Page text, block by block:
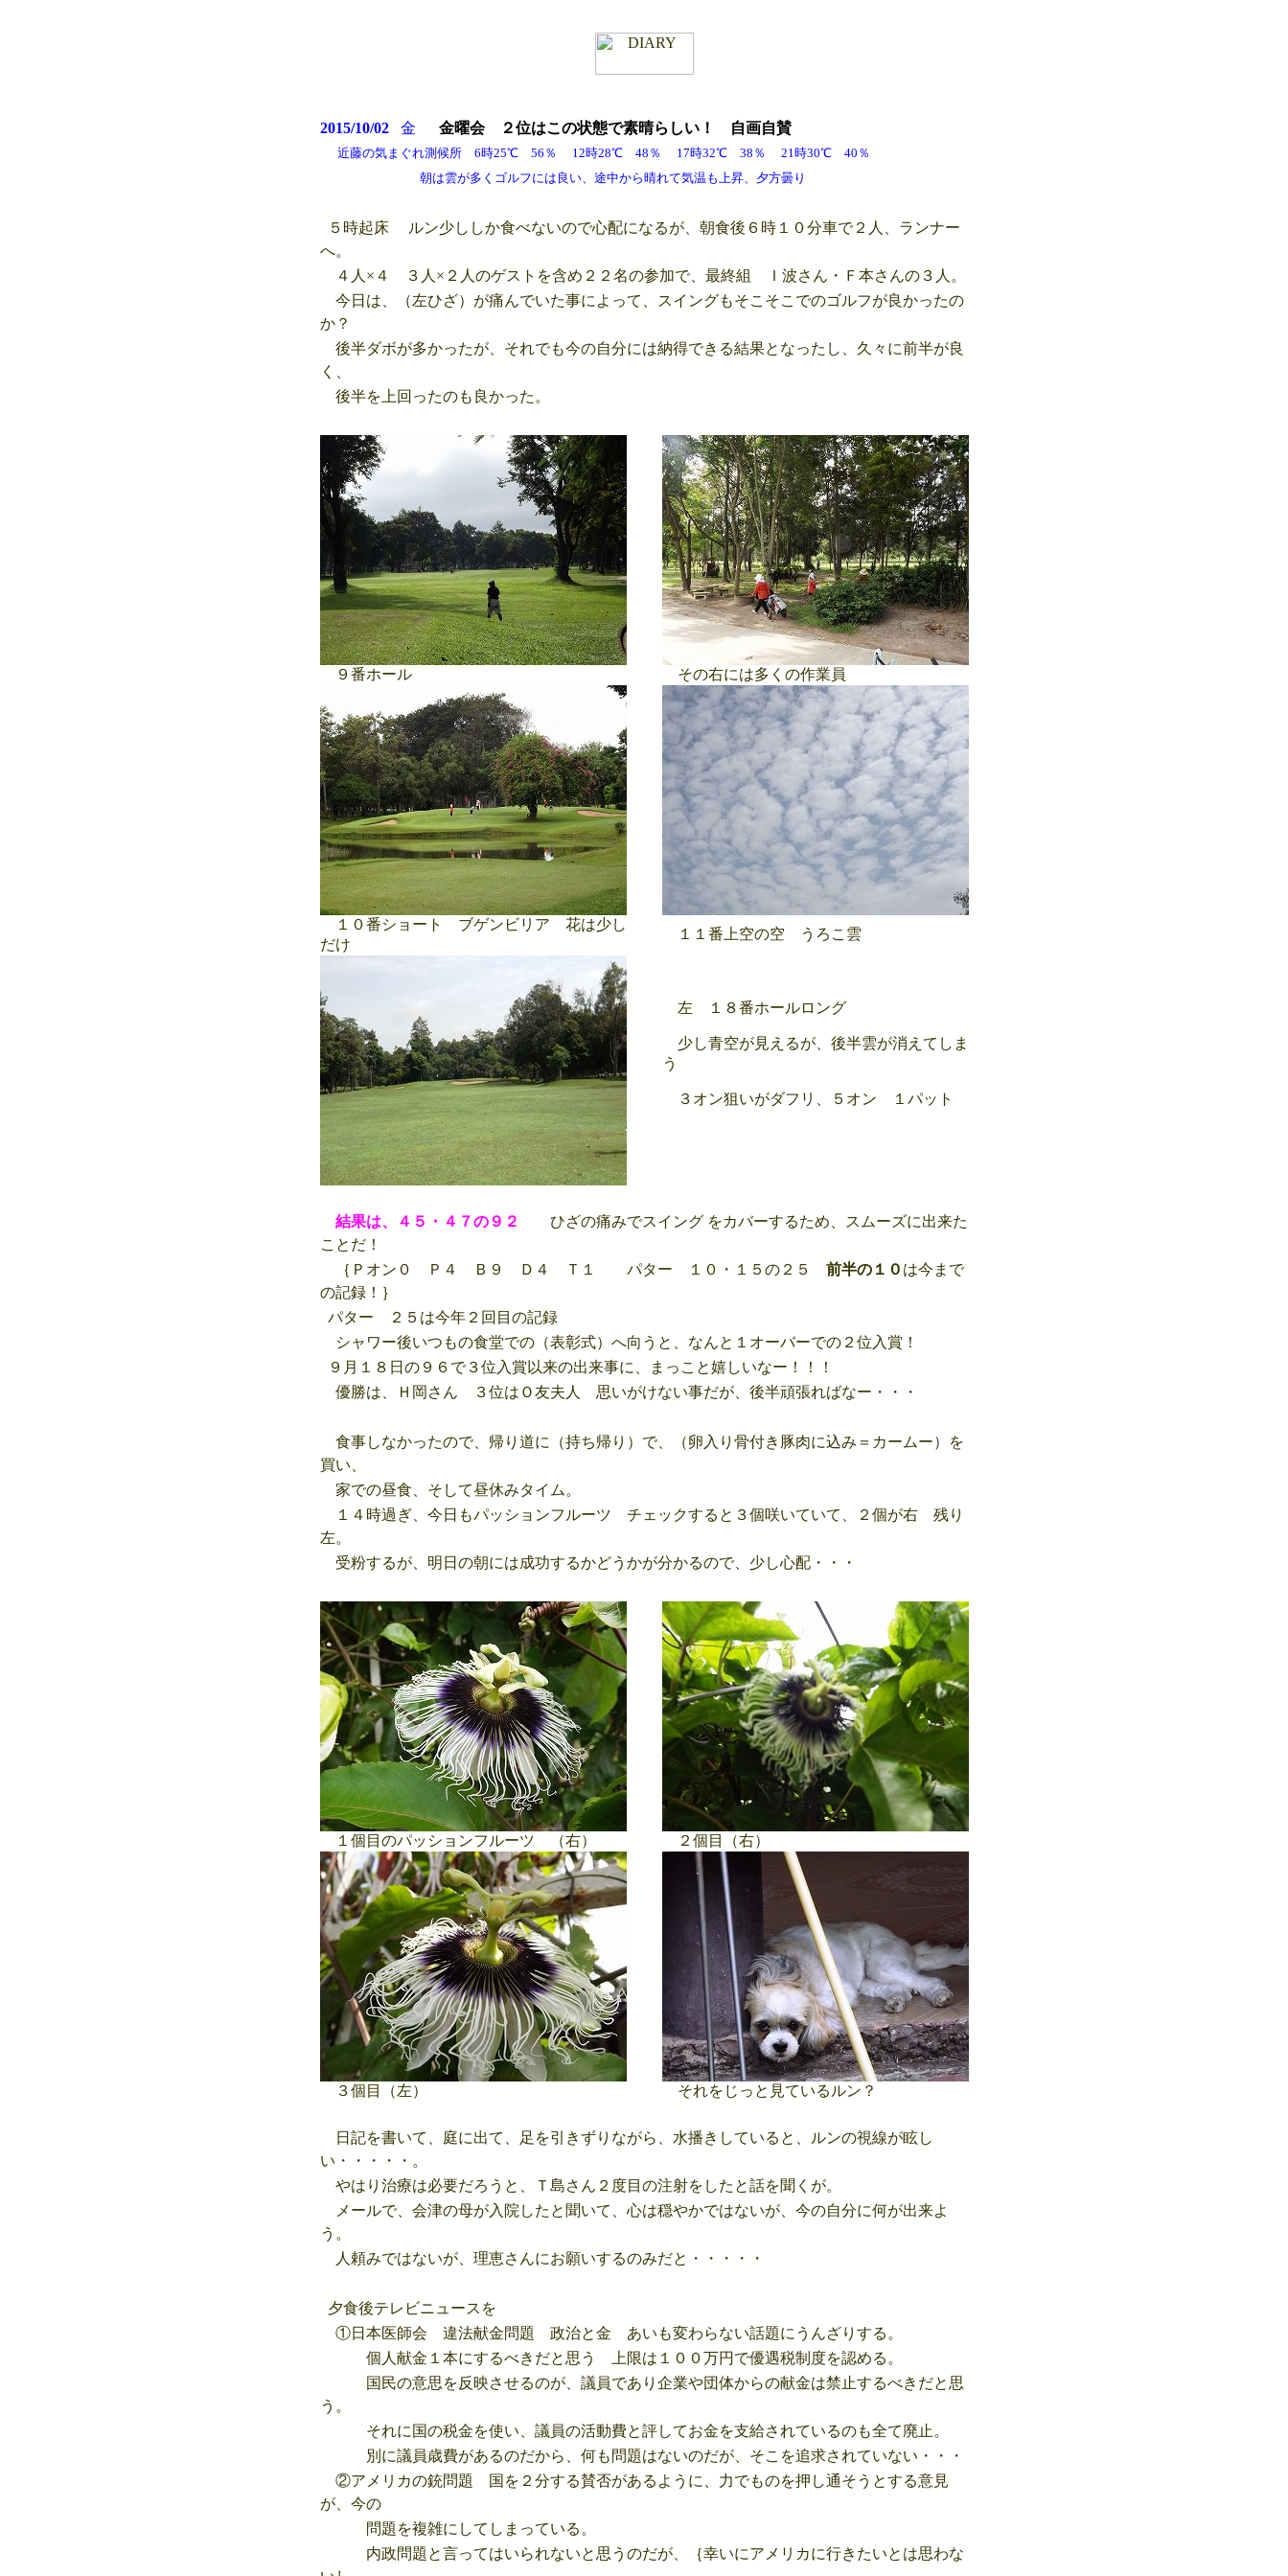
2015/10/02金 金曜会 ２位はこの状態で素晴らしい！ 自画自賛
近藤の気まぐれ測候所 6時25℃ 56％ 12時28℃ 48％ 17時32℃ 38％ 21時30℃ 40％
朝は雲が多くゴルフには良い、途中から晴れて気温も上昇、夕方曇り
５時起床 ルン少ししか食べないので心配になるが、朝食後６時１０分車で２人、ランナー
へ。
４人×４ ３人×２人のゲストを含め２２名の参加で、最終組 Ｉ波さん・Ｆ本さんの３人。
今日は、（左ひざ）が痛んでいた事によって、スイングもそこそこでのゴルフが良かったの
か？
後半ダボが多かったが、それでも今の自分には納得できる結果となったし、久々に前半が良
く、
後半を上回ったのも良かった。
９番ホール その右には多くの作業員
１０番ショート ブゲンビリア 花は少し
だけ
１１番上空の空 うろこ雲
左 １８番ホールロング
少し青空が見えるが、後半雲が消えてしま
う
３オン狙いがダフリ、５オン １パット
結果は、４５・４７の９２
ひざの痛みでスイング をカバーするため、スムーズに出来た
ことだ！
｛Ｐオン０ Ｐ４ Ｂ９ Ｄ４ Ｔ１ パター １０・１５の２５ 前半の１０ は今まで
の記録！｝
パター ２５は今年２回目の記録
シャワー後いつもの食堂での（表彰式）へ向うと、なんと１オーバーでの２位入賞！
９月１８日の９６で３位入賞以来の出来事に、まっこと嬉しいなー！！！
優勝は、Ｈ岡さん ３位はＯ友夫人 思いがけない事だが、後半頑張ればなー・・・
食事しなかったので、帰り道に（持ち帰り）で、（卵入り骨付き豚肉に込み＝カームー）を
買い、
家での昼食、そして昼休みタイム。
１４時過ぎ、今日もパッションフルーツ チェックすると３個咲いていて、２個が右 残り
左。
受粉するが、明日の朝には成功するかどうかが分かるので、少し心配・・・
１個目のパッションフルーツ （右） ２個目（右）
３個目（左） それをじっと見ているルン？
日記を書いて、庭に出て、足を引きずりながら、水播きしていると、ルンの視線が眩し
い・・・・・。
やはり治療は必要だろうと、Ｔ島さん２度目の注射をしたと話を聞くが。
メールで、会津の母が入院したと聞いて、心は穏やかではないが、今の自分に何が出来よ
う。
人頼みではないが、理恵さんにお願いするのみだと・・・・・
夕食後テレビニュースを
①日本医師会 違法献金問題 政治と金 あいも変わらない話題にうんざりする。
個人献金１本にするべきだと思う 上限は１００万円で優遇税制度を認める。
国民の意思を反映させるのが、議員であり企業や団体からの献金は禁止するべきだと思
う。
それに国の税金を使い、議員の活動費と評してお金を支給されているのも全て廃止。
別に議員歳費があるのだから、何も問題はないのだが、そこを追求されていない・・・
②アメリカの銃問題 国を２分する賛否があるように、力でものを押し通そうとする意見
が、今の
問題を複雑にしてしまっている。
内政問題と言ってはいられないと思うのだが、｛幸いにアメリカに行きたいとは思わな